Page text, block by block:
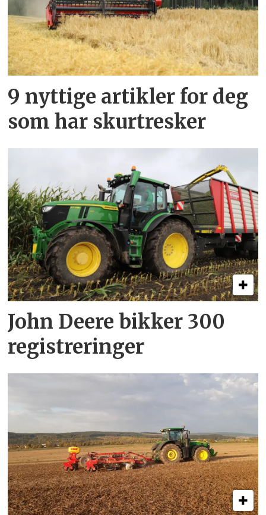
9 nyttige artikler for deg
som har skurtresker
John Deere bikker 300
registreringer